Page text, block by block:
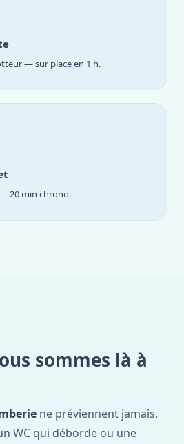
— sur place en 1 h.
20 min chrono.
sommes là à
ne préviennent jamais.
WC qui déborde ou une